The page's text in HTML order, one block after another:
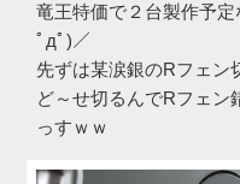
竜王特価で２台製作予
ﾟдﾟ)／
先ずは某涙銀のRフェン
ど～せ切るんでRフェン
っすｗｗ